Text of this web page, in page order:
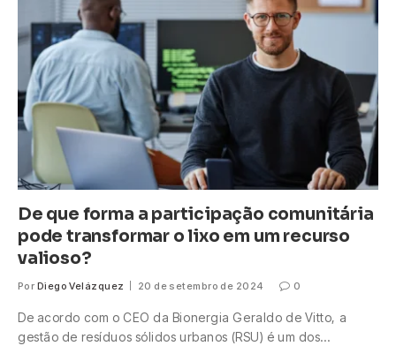
De que forma a participação comunitária
pode transformar o lixo em um recurso
valioso?
Por Diego Velázquez 20 de setembro de 2024 0
De acordo com o CEO da Bionergia Geraldo de Vitto, a
gestão de resíduos sólidos urbanos (RSU) é um dos…